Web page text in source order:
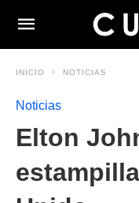
INICIO NOTICIAS
Noticias
Elton